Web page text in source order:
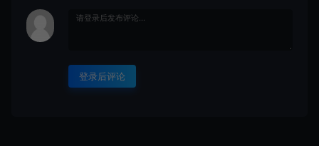
登录后评论